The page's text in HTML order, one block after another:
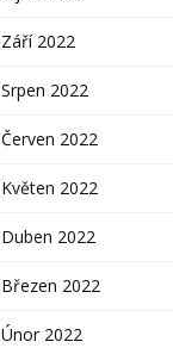
Září 2022
Srpen 2022
Červen 2022
Květen 2022
Duben 2022
Březen 2022
Únor 2022